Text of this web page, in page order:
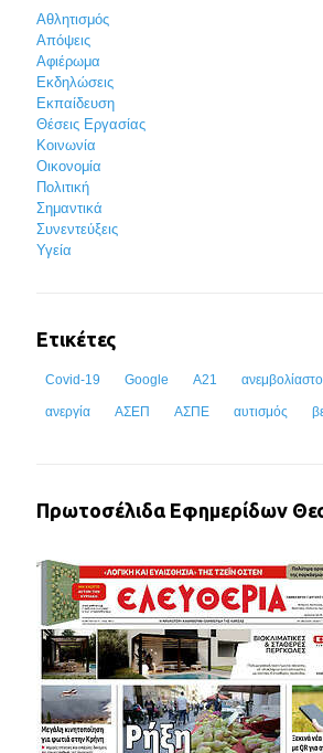
Αθλητισμός
Απόψεις
Αφιέρωμα
Εκδηλώσεις
Εκπαίδευση
Θέσεις Εργασίας
Κοινωνία
Οικονομία
Πολιτική
Σημαντικά
Συνεντεύξεις
Υγεία
Ετικέτες
Covid-19 Google Α21
ανεργία ΑΣΕΠ ΑΣΠΕ αυτισμός
Πρωτοσέλιδα Εφημερίδων